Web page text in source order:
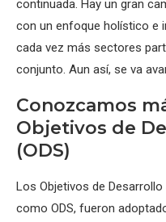
continuada. Hay un gran
con un enfoque holístico e
cada vez más sectores
conjunto. Aun así, se va
Conozcamos
Objetivos de
(ODS)
Los Objetivos de
como ODS, fueron